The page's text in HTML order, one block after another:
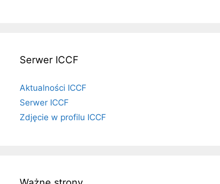
Serwer ICCF
Aktualności ICCF
Serwer ICCF
Zdjęcie w profilu ICCF